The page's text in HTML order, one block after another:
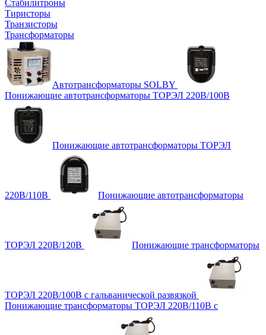
Стабилитроны
Тиристоры
Транзисторы
Трансформаторы
Автотрансформаторы SOLBY
Понижающие автотрансформаторы ТОРЭЛ 220В/100В
Понижающие автотрансформаторы ТОРЭЛ
220В/110В Понижающие автотрансформаторы
ТОРЭЛ 220В/120В Понижающие трансформаторы
ТОРЭЛ 220В/100В с гальванической развязкой
Понижающие трансформаторы ТОРЭЛ 220В/110В с